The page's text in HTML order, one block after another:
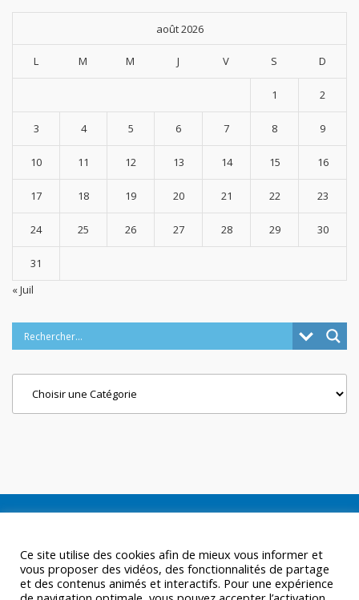
août 2026
L M M J V S D
1 2
3 4 5 6 7 8 9
10 11 12 13 14 15 16
17 18 19 20 21 22 23
24 25 26 27 28 29 30
31
« Juil
Ce site utilise des cookies afin de mieux vous informer et
vous proposer des vidéos, des fonctionnalités de partage
et des contenus animés et interactifs. Pour une expérience